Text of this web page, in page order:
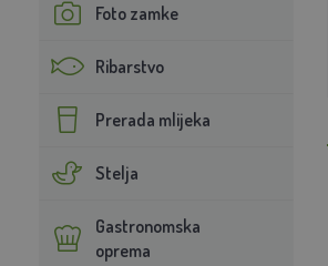
Foto zamke
Ribarstvo
Prerada mlijeka
Stelja
Gastronomska
oprema